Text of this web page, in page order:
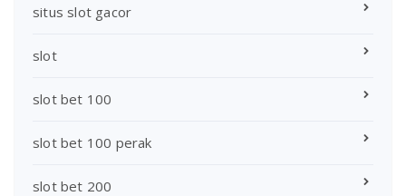
situs slot gacor
slot
slot bet 100
slot bet 100 perak
slot bet 200